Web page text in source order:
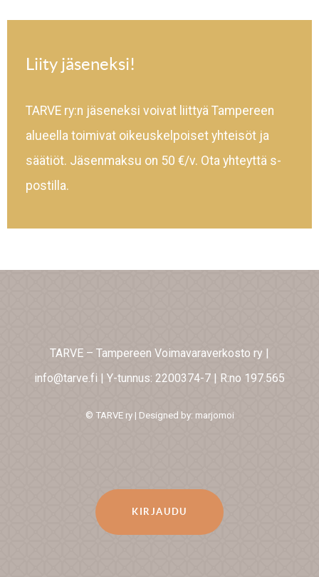
Liity jäseneksi!
TARVE ry:n jäseneksi voivat liittyä Tampereen
alueella toimivat oikeuskelpoiset yhteisöt ja
säätiöt. Jäsenmaksu on 50 €/v. Ota yhteyttä s-
postilla.
TARVE – Tampereen Voimavaraverkosto ry
info@tarve.fi
Y-tunnus: 2200374-7 R:no 197.565
© TARVE ry | Designed by: marjomoi
KIRJAUDU